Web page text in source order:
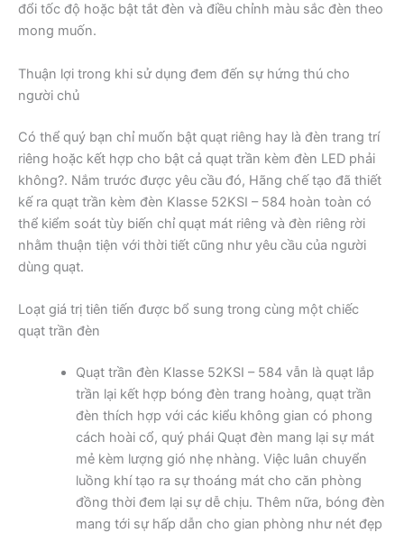
đổi tốc độ hoặc bật tắt đèn và điều chỉnh màu sắc đèn theo
mong muốn.
Thuận lợi trong khi sử dụng đem đến sự hứng thú cho
người chủ
Có thể quý bạn chỉ muốn bật quạt riêng hay là đèn trang trí
riêng hoặc kết hợp cho bật cả quạt trần kèm đèn LED phải
không?. Nắm trước được yêu cầu đó, Hãng chế tạo đã thiết
kế ra quạt trần kèm đèn Klasse 52KSI – 584 hoàn toàn có
thể kiểm soát tùy biến chỉ quạt mát riêng và đèn riêng rời
nhằm thuận tiện với thời tiết cũng như yêu cầu của người
dùng quạt.
Loạt giá trị tiên tiến được bổ sung trong cùng một chiếc
quạt trần đèn
Quạt trần đèn Klasse 52KSI – 584 vẫn là quạt lắp
trần lại kết hợp bóng đèn trang hoàng, quạt trần
đèn thích hợp với các kiểu không gian có phong
cách hoài cổ, quý phái Quạt đèn mang lại sự mát
mẻ kèm lượng gió nhẹ nhàng. Việc luân chuyển
luồng khí tạo ra sự thoáng mát cho căn phòng
đồng thời đem lại sự dễ chịu. Thêm nữa, bóng đèn
mang tới sự hấp dẫn cho gian phòng như nét đẹp